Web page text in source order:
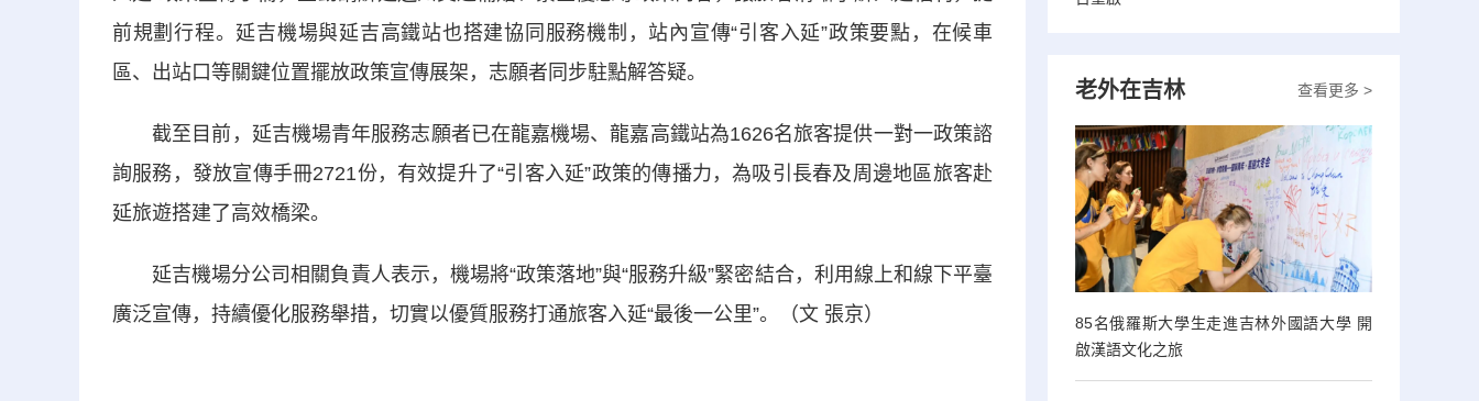
前規劃行程。延吉機場與延吉高鐵站也搭建協同服務機制，站內宣傳“引客入延”政策要點，在候車
區、出站口等關鍵位置擺放政策宣傳展架，志願者同步駐點解答疑。
截至目前，延吉機場青年服務志願者已在龍嘉機場、龍嘉高鐵站為1626名旅客提供一對一政策諮
詢服務，發放宣傳手冊2721份，有效提升了“引客入延”政策的傳播力，為吸引長春及周邊地區旅客赴
延旅遊搭建了高效橋梁。
延吉機場分公司相關負責人表示，機場將“政策落地”與“服務升級”緊密結合，利用線上和線下平臺
廣泛宣傳，持續優化服務舉措，切實以優質服務打通旅客入延“最後一公里”。（文 張京）
查看更多 >
老外在吉林
85名俄羅斯大學生走進吉林外國語大學 開
啟漢語文化之旅